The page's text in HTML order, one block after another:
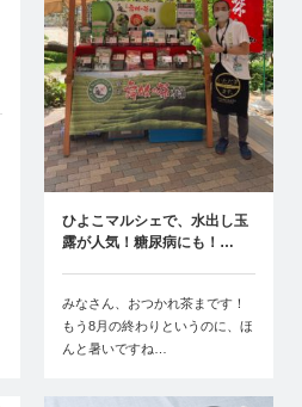
ひよこマルシェで、水出し玉
露が人気！糖尿病にも！…
みなさん、おつかれ茶まです！
もう8月の終わりというのに、ほ
んと暑いですね…